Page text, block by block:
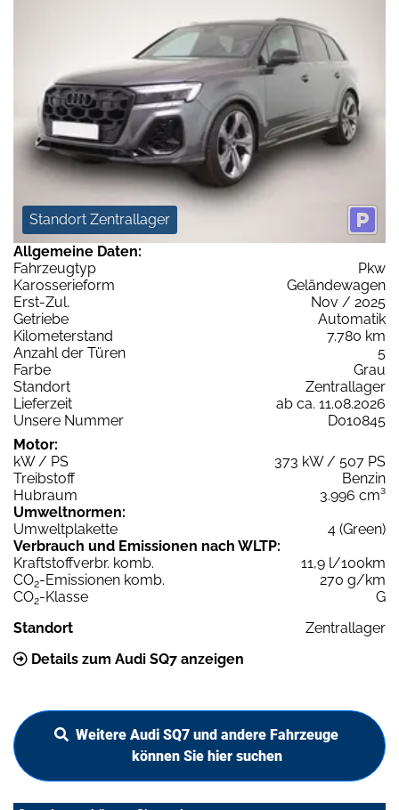
Standort Zentrallager
Allgemeine Daten:
Fahrzeugtyp
Pkw
Karosserieform
Geländewagen
Erst-Zul.
Nov / 2025
Getriebe
Automatik
Kilometerstand
7.780 km
Anzahl der Türen
5
Farbe
Grau
Standort
Zentrallager
Lieferzeit
ab ca. 11.08.2026
Unsere Nummer
D010845
Motor:
kW / PS
373 kW / 507 PS
Treibstoff
Benzin
Hubraum
3.996 cm³
Umweltnormen:
Umweltplakette
4 (Green)
Verbrauch und Emissionen nach WLTP:
Kraftstoffverbr. komb.
11,9 l/100km
CO2-Emissionen komb.
270 g/km
CO2-Klasse
G
Standort
Zentrallager
Details zum Audi SQ7 anzeigen
Weitere Audi SQ7 und andere Fahrzeuge
können Sie hier suchen